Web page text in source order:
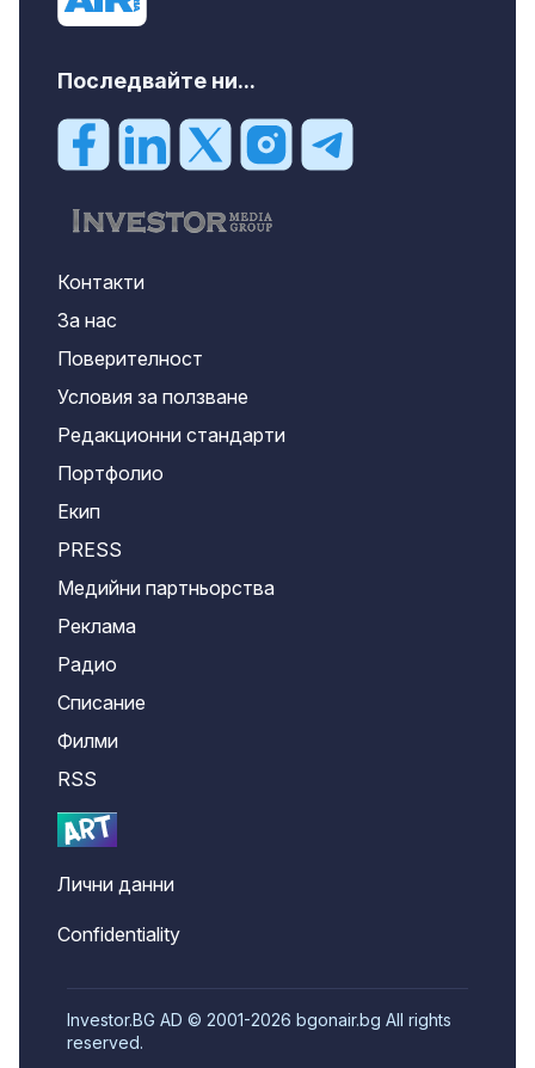
Последвайте ни...
Контакти
За нас
Поверителност
Условия за ползване
Редакционни стандарти
Портфолио
Екип
PRESS
Медийни партньорства
Реклама
Радио
Списание
Филми
RSS
Лични данни
Confidentiality
Investor.BG AD © 2001-2026 bgonair.bg All rights
reserved.